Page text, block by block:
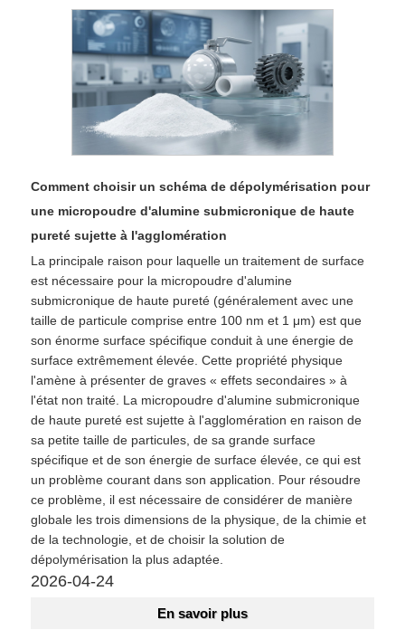
Comment choisir un schéma de dépolymérisation pour
une micropoudre d'alumine submicronique de haute
pureté sujette à l'agglomération
La principale raison pour laquelle un traitement de surface
est nécessaire pour la micropoudre d'alumine
submicronique de haute pureté (généralement avec une
taille de particule comprise entre 100 nm et 1 μm) est que
son énorme surface spécifique conduit à une énergie de
surface extrêmement élevée. Cette propriété physique
l'amène à présenter de graves « effets secondaires » à
l'état non traité. La micropoudre d'alumine submicronique
de haute pureté est sujette à l'agglomération en raison de
sa petite taille de particules, de sa grande surface
spécifique et de son énergie de surface élevée, ce qui est
un problème courant dans son application. Pour résoudre
ce problème, il est nécessaire de considérer de manière
globale les trois dimensions de la physique, de la chimie et
de la technologie, et de choisir la solution de
dépolymérisation la plus adaptée.
2026-04-24
En savoir plus